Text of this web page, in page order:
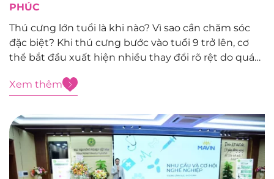
PHÚC
Thú cưng lớn tuổi là khi nào? Vì sao cần chăm sóc
đặc biệt? Khi thú cưng bước vào tuổi 9 trở lên, cơ
thể bắt đầu xuất hiện nhiều thay đổi rõ rệt do quá
yếu. Đây...
Xem thêm